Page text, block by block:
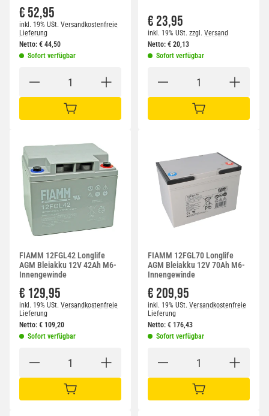
€ 52,95
inkl. 19% USt. Versandkostenfreie
Lieferung
Netto: € 44,50
Sofort verfügbar
IN DEN WARENKORB
€ 23,95
inkl. 19% USt. zzgl. Versand
Netto: € 20,13
Sofort verfügbar
IN DEN WARENKORB
FIAMM 12FGL42 Longlife
AGM Bleiakku 12V 42Ah M6-
Innengewinde
€ 129,95
inkl. 19% USt. Versandkostenfreie
Lieferung
Netto: € 109,20
Sofort verfügbar
IN DEN WARENKORB
FIAMM 12FGL70 Longlife
AGM Bleiakku 12V 70Ah M6-
Innengewinde
€ 209,95
inkl. 19% USt. Versandkostenfreie
Lieferung
Netto: € 176,43
Sofort verfügbar
IN DEN WARENKORB